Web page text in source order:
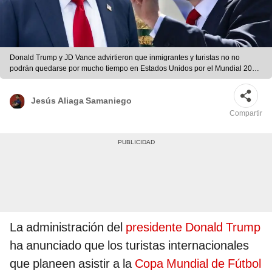
Donald Trump y JD Vance advirtieron que inmigrantes y turistas no no
podrán quedarse por mucho tiempo en Estados Unidos por el Mundial 2026.
| Foto: Composición LR/AFP/CNN
Jesús Aliaga Samaniego
Compartir
La administración del presidente Donald Trump
ha anunciado que los turistas internacionales
que planeen asistir a la Copa Mundial de Fútbol